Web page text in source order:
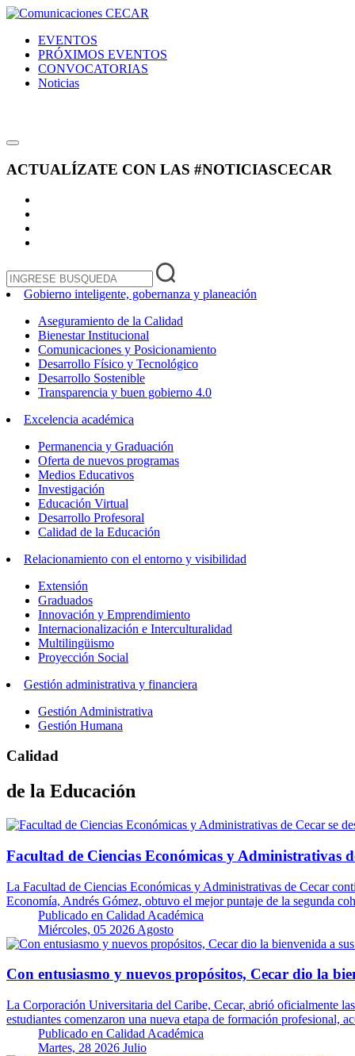
EVENTOS
PRÓXIMOS EVENTOS
CONVOCATORIAS
Noticias
ACTUALÍZATE CON LAS #NOTICIASCECAR
Gobierno inteligente, gobernanza y planeación
Aseguramiento de la Calidad
Bienestar Institucional
Comunicaciones y Posicionamiento
Desarrollo Físico y Tecnológico
Desarrollo Sostenible
Transparencia y buen gobierno 4.0
Excelencia académica
Permanencia y Graduación
Oferta de nuevos programas
Medios Educativos
Investigación
Educación Virtual
Desarrollo Profesoral
Calidad de la Educación
Relacionamiento con el entorno y visibilidad
Extensión
Graduados
Innovación y Emprendimiento
Internacionalización e Interculturalidad
Multilingüismo
Proyección Social
Gestión administrativa y financiera
Gestión Administrativa
Gestión Humana
Calidad
de la Educación
Facultad de Ciencias Económicas y Administrativas
La Facultad de Ciencias Económicas y Administrativas de Cecar
Economía, Andrés Gómez, obtuvo el mejor puntaje de la segunda
Publicado en Calidad Académica
Miércoles, 05 2026 Agosto
Con entusiasmo y nuevos propósitos, Cecar dio la
La Corporación Universitaria del Caribe, Cecar, abrió oficialmente
estudiantes comenzaron una nueva etapa de formación profesional,
Publicado en Calidad Académica
Martes, 28 2026 Julio